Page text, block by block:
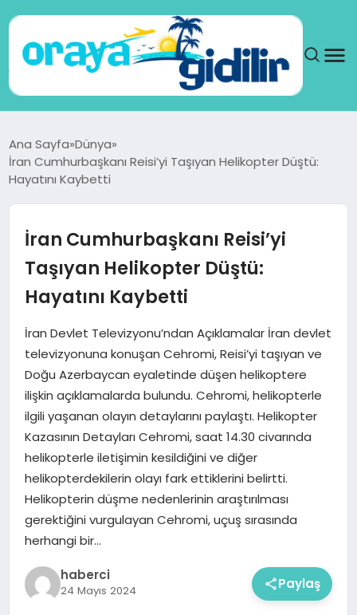
SAĞLIK
TEKNOLOJI
YAŞAM
Ana Sayfa Dünya
İran Cumhurbaşkanı Reisi’yi Taşıyan Helikopter Düştü:
Hayatını Kaybetti
İran Cumhurbaşkanı Reisi’yi
Taşıyan Helikopter Düştü:
Hayatını Kaybetti
İran Devlet Televizyonu’ndan Açıklamalar İran devlet
televizyonuna konuşan Cehromi, Reisi’yi taşıyan ve
Doğu Azerbaycan eyaletinde düşen helikoptere
ilişkin açıklamalarda bulundu. Cehromi, helikopterle
ilgili yaşanan olayın detaylarını paylaştı. Helikopter
Kazasının Detayları Cehromi, saat 14.30 civarında
helikopterle iletişimin kesildiğini ve diğer
helikopterdekilerin olayı fark ettiklerini belirtti.
Helikopterin düşme nedenlerinin araştırılması
gerektiğini vurgulayan Cehromi, uçuş sırasında
herhangi bir…
haberci
24 Mayıs 2024 Paylaş